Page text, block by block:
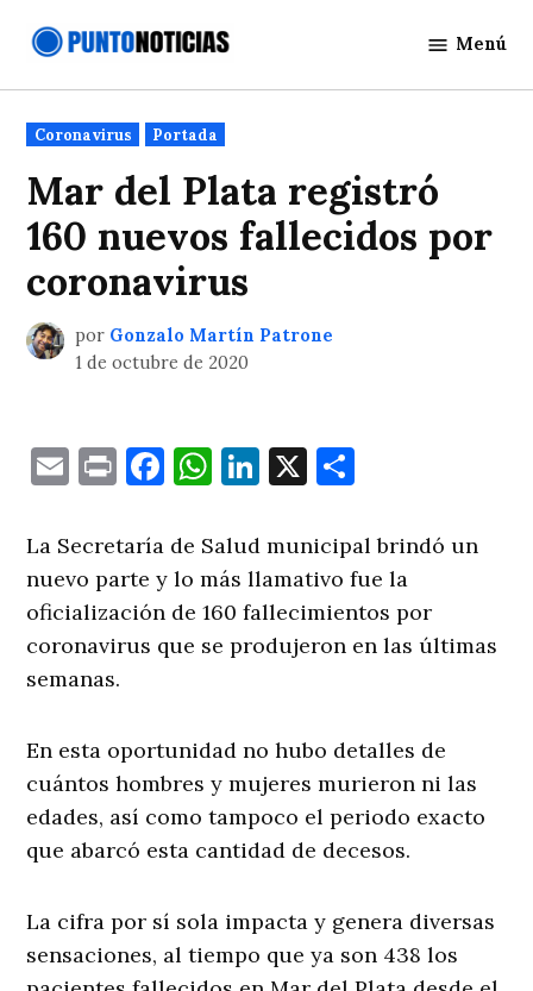
Noticias
Menú
Publicado
en
Coronavirus Portada
Mar del Plata registró
160 nuevos fallecidos por
coronavirus
por Gonzalo Martín Patrone
1 de octubre de 2020
EmailPrintFacebook
WhatsApp
LinkedIn
X
La Secretaría de Salud municipal brindó un
nuevo parte y lo más llamativo fue la
oficialización de 160 fallecimientos por
coronavirus que se produjeron en las últimas
semanas.
En esta oportunidad no hubo detalles de
cuántos hombres y mujeres murieron ni las
edades, así como tampoco el periodo exacto
que abarcó esta cantidad de decesos.
La cifra por sí sola impacta y genera diversas
sensaciones, al tiempo que ya son 438 los